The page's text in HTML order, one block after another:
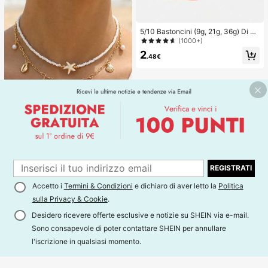
2 pezzi/set Collana con perle e dec
orazioni a forma di stella marina e c
onchiglia per ragazze, adatta per d
ecorazione quotidiana e abbigliame
nto da spiaggia
#1 Bestseller in ABS Collane con ciondolo da donna
5/10 Bastoncini (9g, 21g, 36g) Di C
olla Solida Super Resistente - Asciu
Per Carta E Artigianato, Un Essenzi
astiche
(1000+)
2.48€
REGISTRATI
Accetto i Termini & Condizioni e dichiaro di aver letto la Politica
sulla Privacy & Cookie.
Desidero ricevere offerte esclusive e notizie su SHEIN via e-mail.
Sono consapevole di poter contattare SHEIN per annullare
l'iscrizione in qualsiasi momento.